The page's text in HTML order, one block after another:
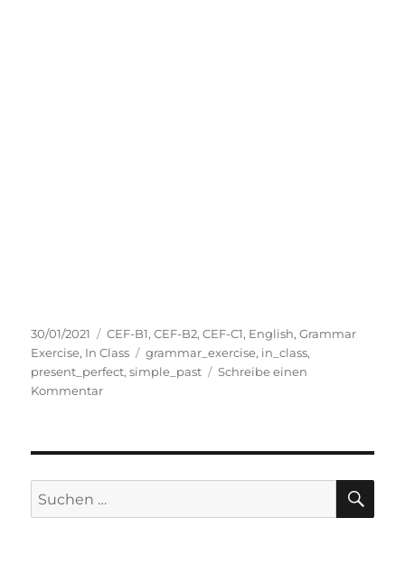
Veröffentlicht
am
30/01/2021 Kategorien
CEF-B1,CEF-B2,CEF-C1, English,Grammar
Exercise, In Class Schlagwörter
grammar_exercise, in_class,
present_perfect,simple_past
Schreibe einen
Kommentarzu
vs.
simple
past
Suche
nach: